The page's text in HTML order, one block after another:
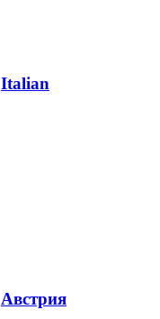
Italian
Австрия